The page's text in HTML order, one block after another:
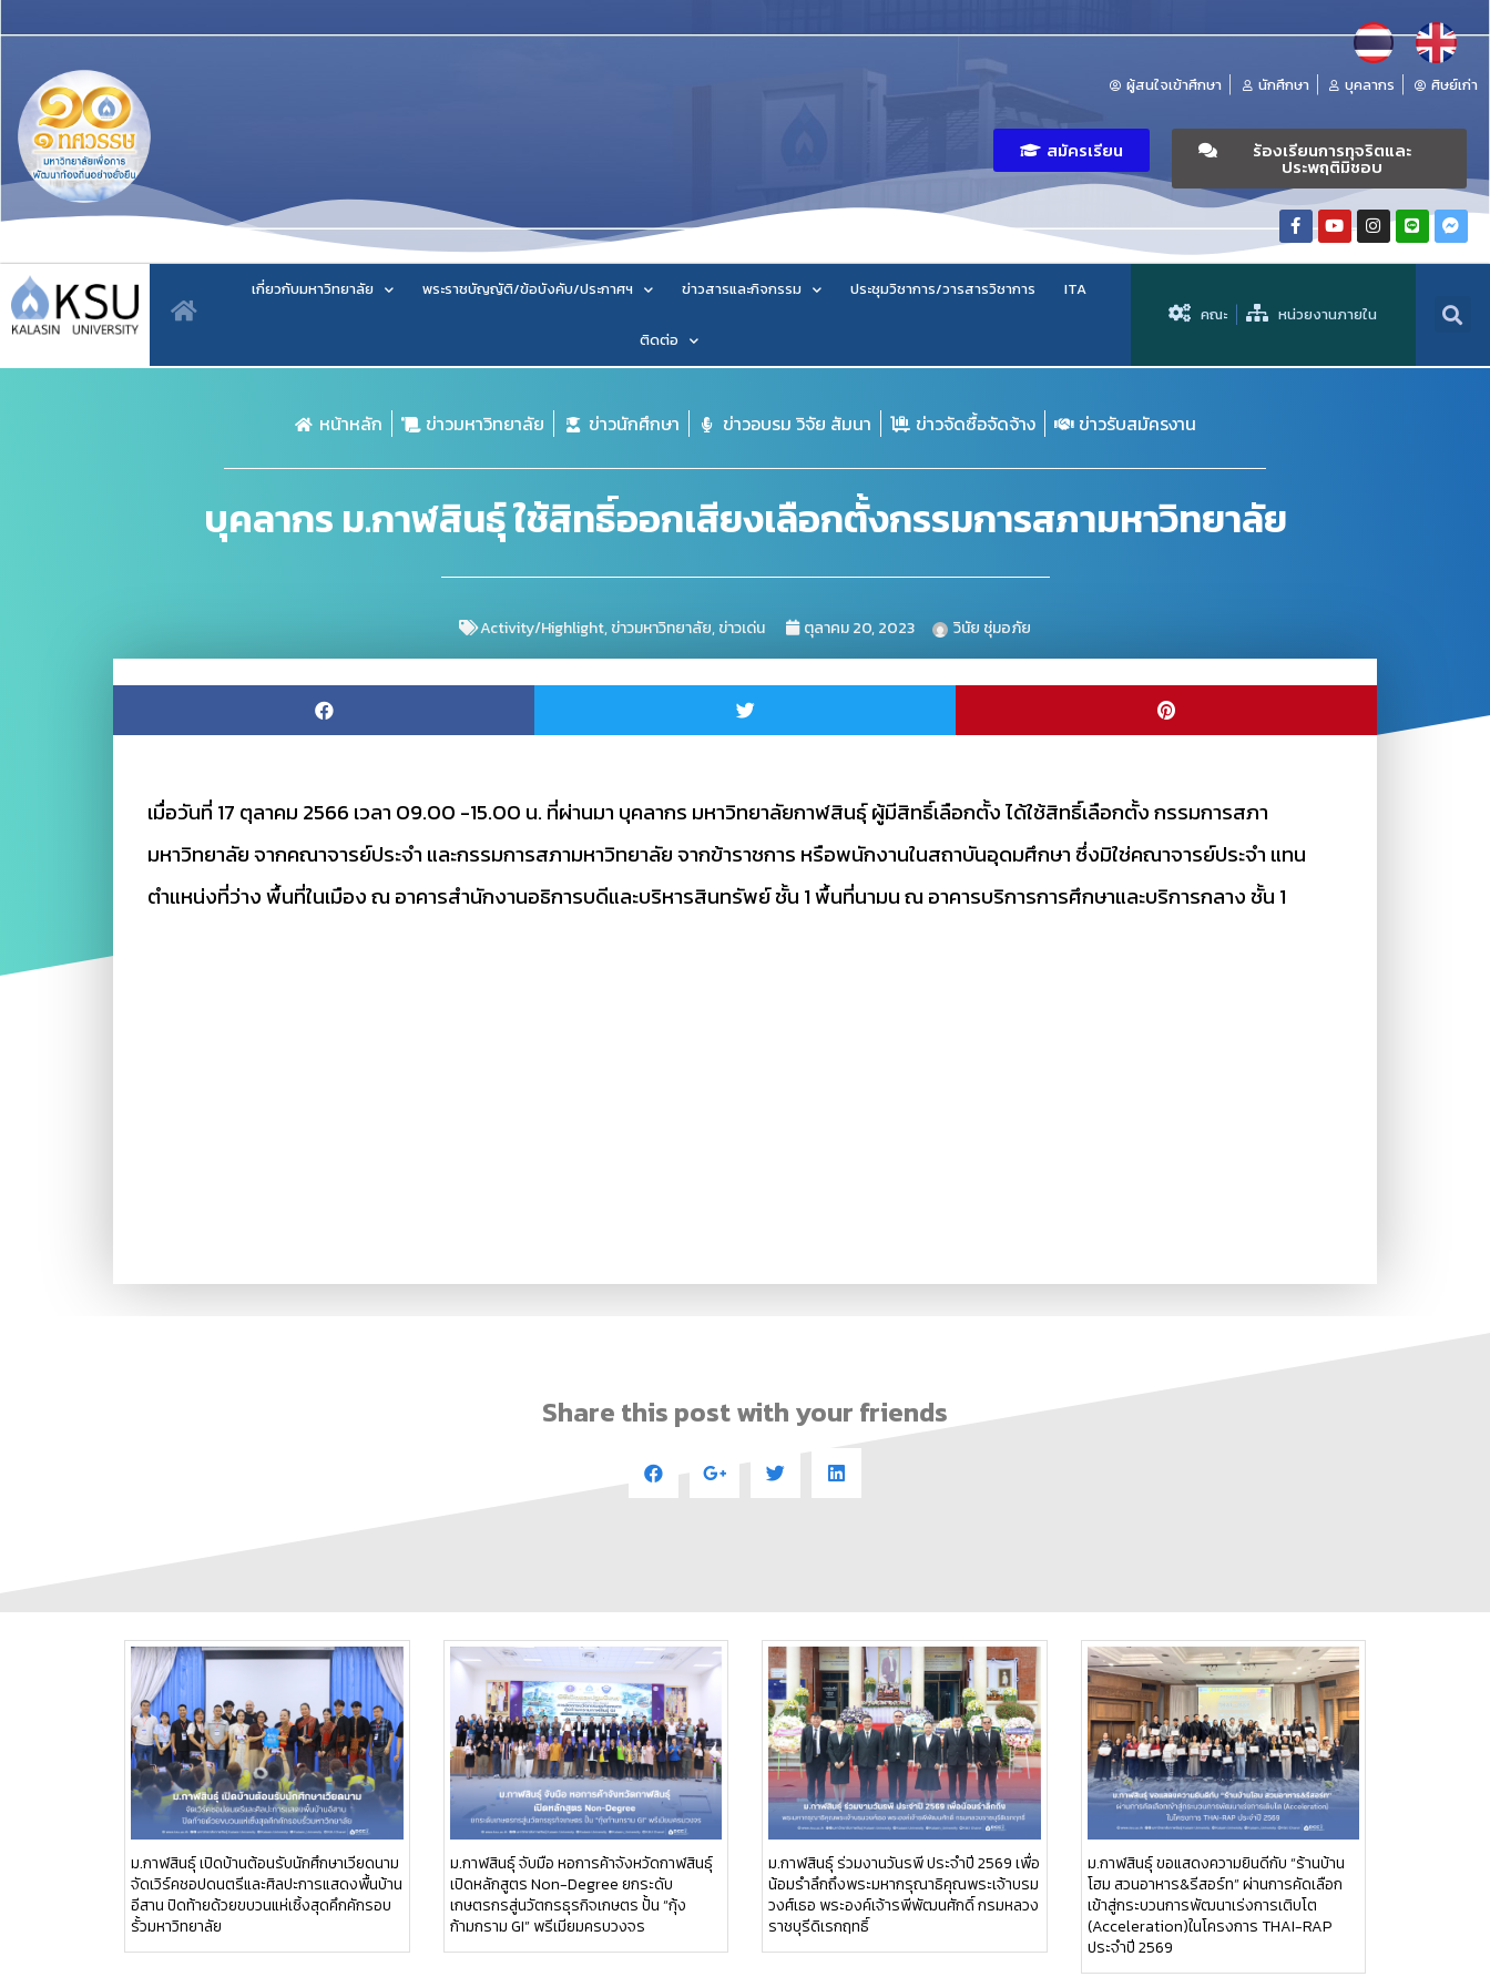
ผู้สนใจเข้าศึกษา นักศึกษา บุคลากร ศิษย์เก่า
สมัครเรียน ร้องเรียนการทุจริตและ
ประพฤติมิชอบ
เกี่ยวกับมหาวิทยาลัย พระราชบัญญัติ/ข้อบังคับ/ประกาศฯ ข่าวสารและกิจกรรม ประชุมวิชาการ/วารสารวิชาการ ITA
ติดต่อ
คณะ หน่วยงานภายใน
หน้าหลัก ข่าวมหาวิทยาลัย ข่าวนักศึกษา ข่าวอบรม วิจัย สัมนา ข่าวจัดซื้อจัดจ้าง ข่าวรับสมัครงาน
บุคลากร ม.กาฬสินธุ์ ใช้สิทธิ์ออกเสียงเลือกตั้งกรรมการสภามหาวิทยาลัย
Activity/Highlight,ข่าวมหาวิทยาลัย,ข่าวเด่น ตุลาคม 20, 2023 วินัย ชุ่มอภัย
เมื่อวันที่ 17 ตุลาคม 2566 เวลา 09.00 -15.00 น. ที่ผ่านมา บุคลากร มหาวิทยาลัยกาฬสินธุ์ ผู้มีสิทธิ์เลือกตั้ง ได้ใช้สิทธิ์เลือกตั้ง กรรมการสภา
มหาวิทยาลัย จากคณาจารย์ประจำ และกรรมการสภามหาวิทยาลัย จากข้าราชการ หรือพนักงานในสถาบันอุดมศึกษา ซึ่งมิใช่คณาจารย์ประจำ แทน
ตำแหน่งที่ว่าง พื้นที่ในเมือง ณ อาคารสำนักงานอธิการบดีและบริหารสินทรัพย์ ชั้น 1 พื้นที่นามน ณ อาคารบริการการศึกษาและบริการกลาง ชั้น 1
Share this post with your friends
ม.กาฬสินธุ์ เปิดบ้านต้อนรับนักศึกษาเวียดนาม
จัดเวิร์คชอปดนตรีและศิลปะการแสดงพื้นบ้าน
อีสาน ปิดท้ายด้วยขบวนแห่เซิ้งสุดคึกคักรอบ
รั้วมหาวิทยาลัย
ม.กาฬสินธุ์ จับมือ หอการค้าจังหวัดกาฬสินธุ์
เปิดหลักสูตร Non-Degree ยกระดับ
เกษตรกรสู่นวัตกรธุรกิจเกษตร ปั้น “กุ้ง
ก้ามกราม GI” พรีเมียมครบวงจร
ม.กาฬสินธุ์ ร่วมงานวันรพี ประจำปี 2569 เพื่อ
น้อมรำลึกถึงพระมหากรุณาธิคุณพระเจ้าบรม
วงศ์เธอ พระองค์เจ้ารพีพัฒนศักดิ์ กรมหลวง
ราชบุรีดิเรกฤทธิ์
ม.กาฬสินธุ์ ขอแสดงความยินดีกับ “ร้านบ้าน
โฮม สวนอาหาร&รีสอร์ท” ผ่านการคัดเลือก
เข้าสู่กระบวนการพัฒนาเร่งการเติบโต
(Acceleration)ในโครงการ THAI-RAP
ประจำปี 2569